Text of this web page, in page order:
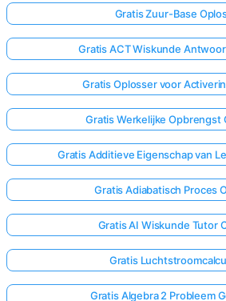
Gratis Zuur-Base
Gratis ACT Wiskunde
Gratis Oplosser voor
Gratis Werkelijke Opbrengst
Gratis Additieve Eigenschap van
Gratis Adiabatisch Proces
Gratis AI Wiskunde Tutor
Gratis
Gratis Algebra 2 Probleem